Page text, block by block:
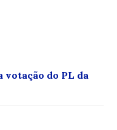
votação do PL da